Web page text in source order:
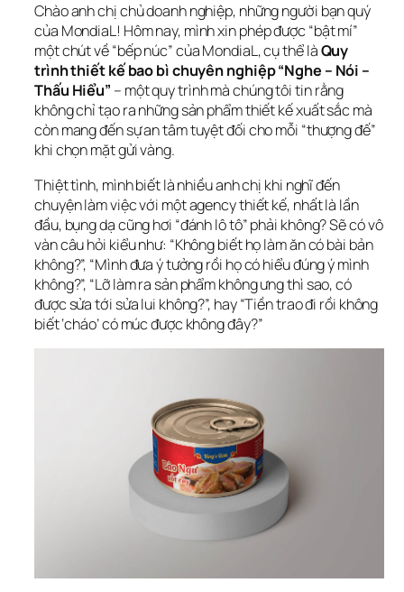
Chào anh chị chủ doanh nghiệp, những người bạn quý
của MondiaL! Hôm nay, mình xin phép được “bật mí”
một chút về “bếp núc” của MondiaL, cụ thể là Quy
trình thiết kế bao bì chuyên nghiệp “Nghe – Nói –
Thấu Hiểu” – một quy trình mà chúng tôi tin rằng
không chỉ tạo ra những sản phẩm thiết kế xuất sắc mà
còn mang đến sự an tâm tuyệt đối cho mỗi “thượng đế”
khi chọn mặt gửi vàng.
Thiệt tình, mình biết là nhiều anh chị khi nghĩ đến
chuyện làm việc với một agency thiết kế, nhất là lần
đầu, bụng dạ cũng hơi “đánh lô tô” phải không? Sẽ có vô
vàn câu hỏi kiểu như: “Không biết họ làm ăn có bài bản
không?”, “Mình đưa ý tưởng rồi họ có hiểu đúng ý mình
không?”, “Lỡ làm ra sản phẩm không ưng thì sao, có
được sửa tới sửa lui không?”, hay “Tiền trao đi rồi không
biết ‘cháo’ có múc được không đây?”